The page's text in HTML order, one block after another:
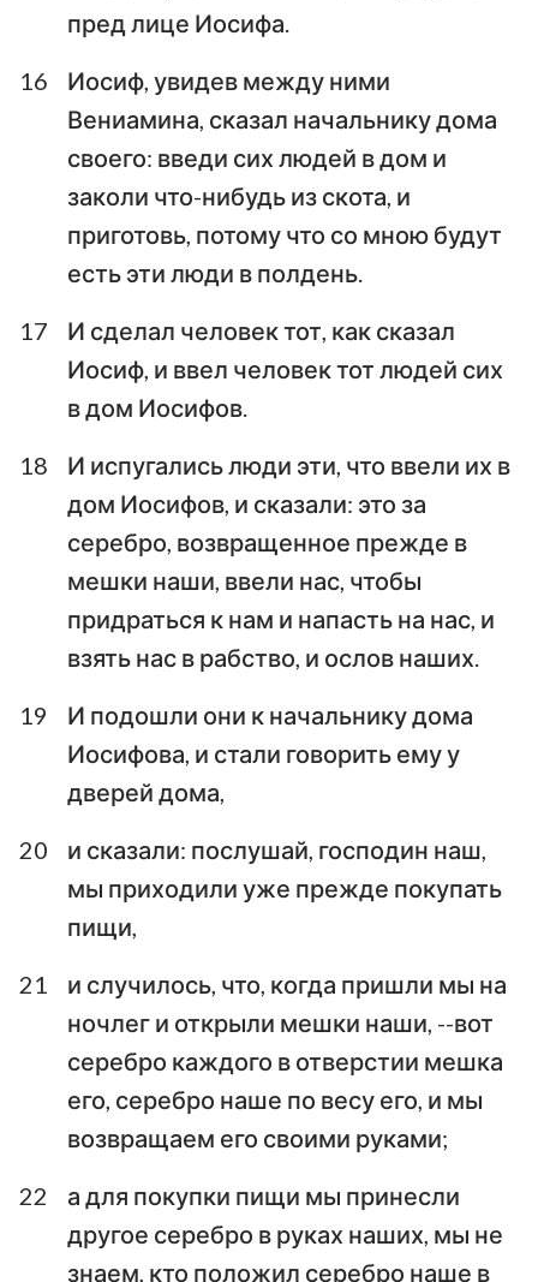
1 2 3 4 5 6
7
пред лице Иосифа.
16
Иосиф, увидев между ними
Вениамина, сказал начальнику дома
своего: введи сих людей в дом и
заколи что-нибудь из скота, и
приготовь, потому что со мною будут
есть эти люди в полдень.
17
И сделал человек тот, как сказал
Иосиф, и ввел человек тот людей сих
в дом Иосифов.
18
И испугались люди эти, что ввели их в
дом Иосифов, и сказали: это за
серебро, возвращенное прежде в
мешки наши, ввели нас, чтобы
придраться к нам и напасть на нас, и
взять нас в рабство, и ослов наших.
19
И подошли они к начальнику дома
Иосифова, и стали говорить ему у
дверей дома,
20
и сказали: послушай, господин наш,
мы приходили уже прежде покупать
пищи,
21
и случилось, что, когда пришли мы на
ночлег и открыли мешки наши, --вот
серебро каждого в отверстии мешка
его, серебро наше по весу его, и мы
возвращаем его своими руками;
22
а для покупки пищи мы принесли
другое серебро в руках наших, мы не
знаем, кто положил серебро наше в